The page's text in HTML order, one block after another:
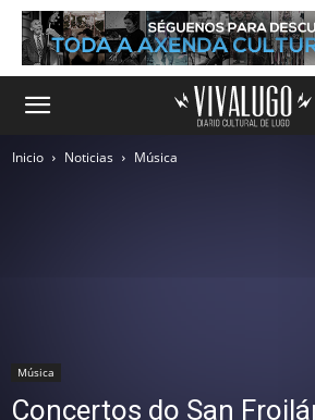
Inicio Noticias Música
Música
Concertos do San